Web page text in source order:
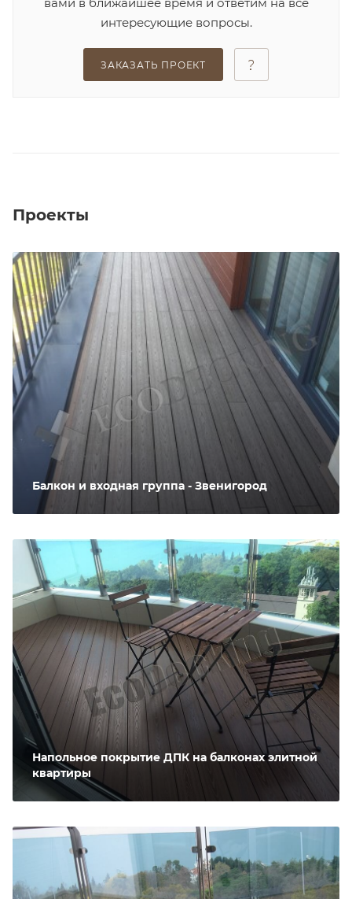
интересующие вопросы.
ЗАКАЗАТЬ ПРОЕКТ
Проекты
Балкон и входная группа - Звенигород
Напольное покрытие ДПК на балконах элитной
квартиры